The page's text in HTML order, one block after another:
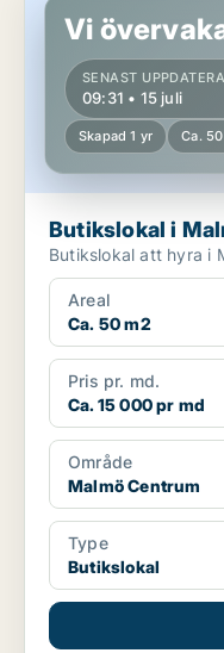
Vi
SENAST
09:31 • 15 juli
Skapad 1 yr Ca.
Butikslokal i
Butikslokal att hyra i
Areal
Ca. 50 m2
Pris pr. md.
Ca. 15 000 pr md
Område
Malmö Centrum
Type
Butikslokal